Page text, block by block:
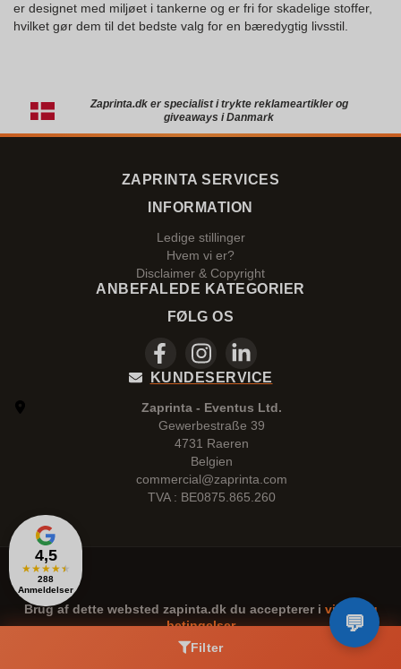
er designet med miljøet i tankerne og er fri for skadelige stoffer,
hvilket gør dem til det bedste valg for en bæredygtig livsstil.
Zaprinta.dk er specialist i trykte reklameartikler og
giveaways i Danmark
Filter
4,5
★★★★★
288
Anmeldelser
ZAPRINTA SERVICES
INFORMATION
Ledige stillinger
Hvem vi er?
Disclaimer & Copyright
ANBEFALEDE KATEGORIER
FØLG OS
KUNDESERVICE
Zaprinta - Eventus Ltd.
Gewerbestraße 39
4731 Raeren
Belgien
commercial@zaprinta.com
TVA : BE0875.865.260
Brug af dette websted zapinta.dk du accepterer i vilkår og
betingelser
zaprinta.it